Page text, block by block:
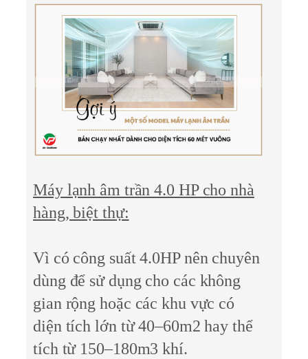
Máy lạnh âm trần 4.0 HP cho nhà
hàng, biệt thự:
Vì có công suất 4.0HP nên chuyên
dùng để sử dụng cho các không
gian rộng hoặc các khu vực có
diện tích lớn từ 40–60m2 hay thể
tích từ 150–180m3 khí.